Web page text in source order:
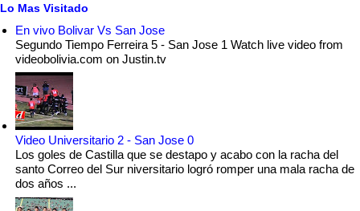
Lo Mas Visitado
En vivo Bolivar Vs San Jose
Segundo Tiempo Ferreira 5 - San Jose 1 Watch live video from
videobolivia.com on Justin.tv
Video Universitario 2 - San Jose 0
Los goles de Castilla que se destapo y acabo con la racha del
santo Correo del Sur niversitario logró romper una mala racha de
dos años ...